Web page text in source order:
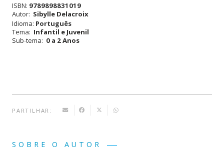
Peluche
ISBN: 9789898831019
Autor: Sibylle Delacroix
Idioma: Português
Tema: Infantil e Juvenil
Sub-tema: 0 a 2 Anos
PARTILHAR:
SOBRE O AUTOR